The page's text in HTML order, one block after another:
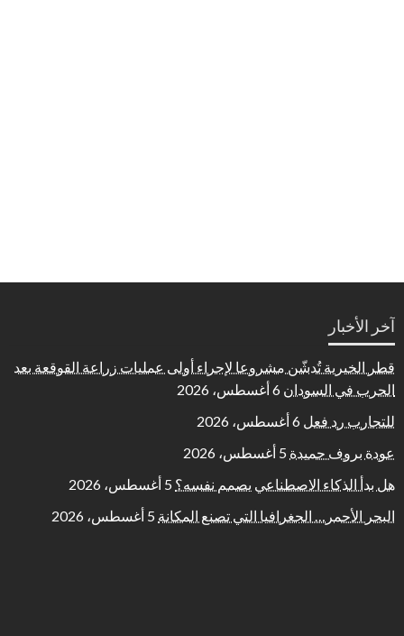
آخر الأخبار
قطر الخيرية تُدشّن مشروعا لإجراء أولى عمليات زراعة القوقعة بعد
الحرب في السودان 6 أغسطس، 2026
للتجارب رد فعل 6 أغسطس، 2026
عودة بروف حميدة 5 أغسطس، 2026
هل بدأ الذكاء الاصطناعي يصمم نفسه؟ 5 أغسطس، 2026
البحر الأحمر… الجغرافيا التي تصنع المكانة 5 أغسطس، 2026